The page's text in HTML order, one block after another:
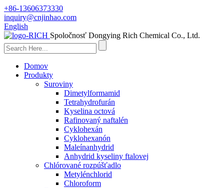
+86-13606373330
inquiry@cnjinhao.com
English
Spoločnosť Dongying Rich Chemical Co., Ltd.
Domov
Produkty
Suroviny
Dimetylformamid
Tetrahydrofurán
Kyselina octová
Rafinovaný naftalén
Cyklohexán
Cyklohexanón
Maleínanhydrid
Anhydrid kyseliny ftalovej
Chlórované rozpúšťadlo
Metylénchlorid
Chloroform